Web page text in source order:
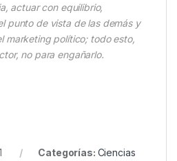
actuar con equilibrio,
punto de vista de las demás y
marketing político; todo esto,
no para engañarlo.
Categorías: Ciencias